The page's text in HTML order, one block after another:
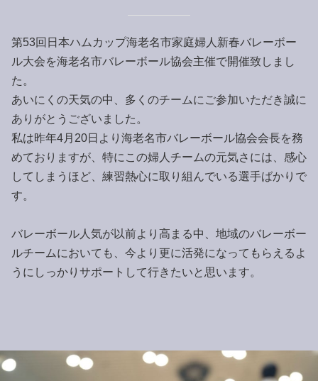
第53回日本ハムカップ海老名市家庭婦人新春バレーボー
ル大会を海老名市バレーボール協会主催で開催致しまし
た。
あいにくの天気の中、多くのチームにご参加いただき誠に
ありがとうございました。
私は昨年4月20日より海老名市バレーボール協会会長を務
めておりますが、特にこの婦人チームの元気さには、感心
してしまうほど、練習熱心に取り組んでいる選手ばかりで
す。
バレーボール人気が以前より高まる中、地域のバレーボー
ルチームにおいても、今より更に活発になってもらえるよ
うにしっかりサポートして行きたいと思います。